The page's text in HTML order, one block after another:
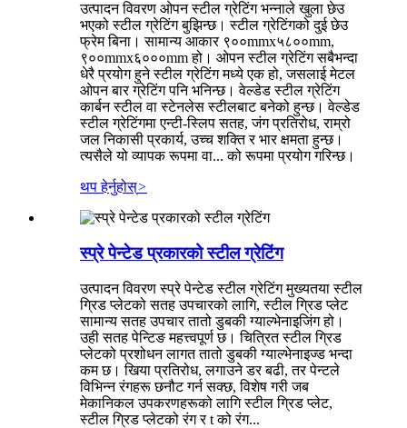
उत्पादन विवरण ओपन स्टील ग्रेटिंग भन्नाले खुला छेउ
भएको स्टील ग्रेटिंग बुझिन्छ। स्टील ग्रेटिंगको दुई छेउ
फ्रेम बिना। सामान्य आकार ९००mmx५८००mm,
९००mmx६०००mm हो। ओपन स्टील ग्रेटिंग सबैभन्दा
धेरै प्रयोग हुने स्टील ग्रेटिंग मध्ये एक हो, जसलाई मेटल
ओपन बार ग्रेटिंग पनि भनिन्छ। वेल्डेड स्टील ग्रेटिंग
कार्बन स्टील वा स्टेनलेस स्टीलबाट बनेको हुन्छ। वेल्डेड
स्टील ग्रेटिंगमा एन्टी-स्लिप सतह, जंग प्रतिरोध, राम्रो
जल निकासी प्रकार्य, उच्च शक्ति र भार क्षमता हुन्छ।
त्यसैले यो व्यापक रूपमा वा... को रूपमा प्रयोग गरिन्छ।
थप हेर्नुहोस्>
स्प्रे पेन्टेड प्रकारको स्टील ग्रेटिंग
उत्पादन विवरण स्प्रे पेन्टेड स्टील ग्रेटिंग मुख्यतया स्टील
ग्रिड प्लेटको सतह उपचारको लागि, स्टील ग्रिड प्लेट
सामान्य सतह उपचार तातो डुबकी ग्याल्भेनाइजिंग हो।
उही सतह पेन्टिङ महत्त्वपूर्ण छ। चित्रित स्टील ग्रिड
प्लेटको प्रशोधन लागत तातो डुबकी ग्याल्भेनाइज्ड भन्दा
कम छ। खिया प्रतिरोध, लगाउने डर बढी, तर पेन्टले
विभिन्न रंगहरू छनौट गर्न सक्छ, विशेष गरी जब
मेकानिकल उपकरणहरूको लागि स्टील ग्रिड प्लेट,
स्टील ग्रिड प्लेटको रंग र t को रंग...